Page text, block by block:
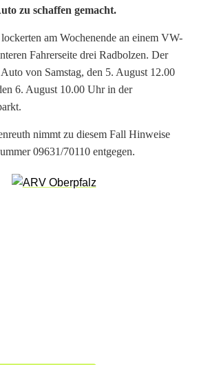
zu schaffen gemacht.
am Wochenende an einem VW-
Fahrerseite drei Radbolzen. Der
von Samstag, den 5. August 12.00
6. August 10.00 Uhr in der
nimmt zu diesem Fall Hinweise
09631/70110 entgegen.